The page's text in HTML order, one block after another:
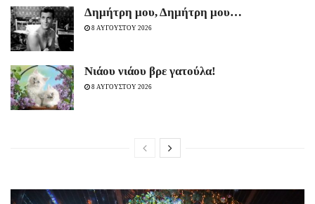
Δημήτρη μου, Δημήτρη μου…
8 ΑΥΓΟΥΣΤΟΥ 2026
Νιάου νιάου βρε γατούλα!
8 ΑΥΓΟΥΣΤΟΥ 2026